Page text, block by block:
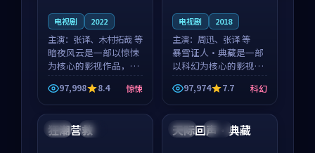
电视剧 2022
主演： 张译、木村拓哉 等
暗夜风云是一部以惊悚
为核心的影视作品，围
绕危机、反转与人物成
长展开，整体节奏紧
凑，值得推荐观看。
97,998 8.4 惊悚
电视剧 2018
主演： 周迅、张译 等
暴雪证人·典藏是一部
以科幻为核心的影视作
品，围绕危机、反转与
人物成长展开，整体节
奏紧凑，值得推荐观
看。
97,974 7.7 科幻
中国 热播
狂潮营救 日本 杜比
天际回声·典藏